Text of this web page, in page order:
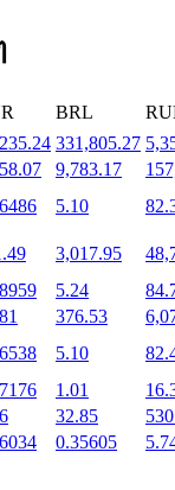
BRL
331,805.27
9,783.17
5.10
3,017.95
5.24
376.53
5.10
1.01
32.85
0.35605